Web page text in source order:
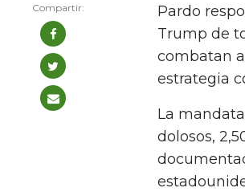
Pardo
Trump de
combatan
estrategia
La
dolosos,